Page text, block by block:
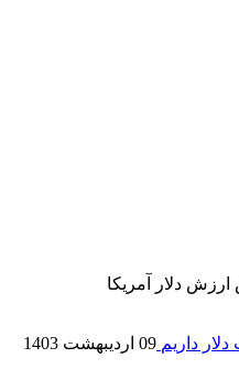
دلار آمریکا
09 اردیبهشت 1403